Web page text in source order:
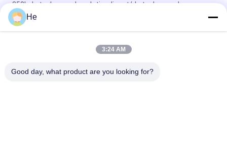
350L de tanks van de gelatinedienst/de tanks van de
gelatineontvanger voor het opslaan van de gelatine
100L de Smeltende Tank van de roestvrij staalgelatine voor
He
3:24 AM
Good day, what product are you looking for?